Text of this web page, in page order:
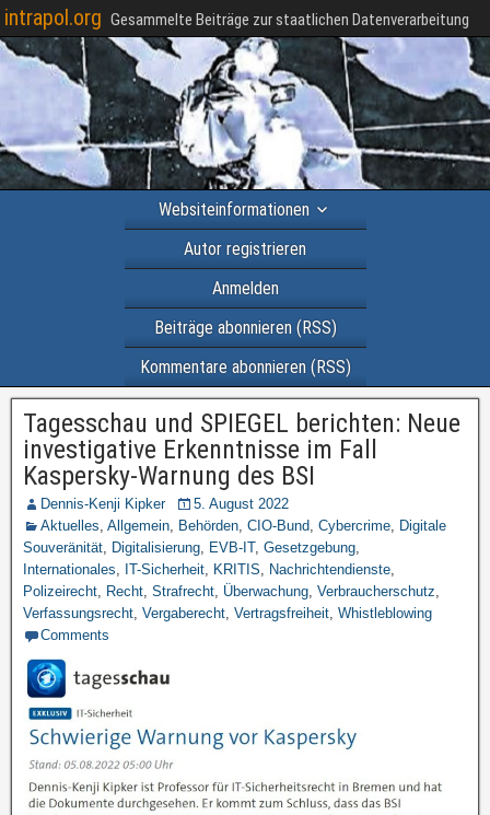
intrapol.org Gesammelte Beiträge zur staatlichen Datenverarbeitung
Websiteinformationen
Autor registrieren
Anmelden
Beiträge abonnieren (RSS)
Kommentare abonnieren (RSS)
Tagesschau und SPIEGEL berichten: Neue
investigative Erkenntnisse im Fall
Kaspersky-Warnung des BSI
Dennis-Kenji Kipker
5. August 2022
Aktuelles, Allgemein, Behörden, CIO-Bund, Cybercrime, Digitale
Souveränität, Digitalisierung, EVB-IT, Gesetzgebung,
Internationales, IT-Sicherheit, KRITIS, Nachrichtendienste,
Polizeirecht, Recht, Strafrecht, Überwachung, Verbraucherschutz,
Verfassungsrecht, Vergaberecht, Vertragsfreiheit, Whistleblowing
Comments